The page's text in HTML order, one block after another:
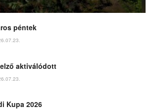
péntek
aktiválódott
Kupa 2026